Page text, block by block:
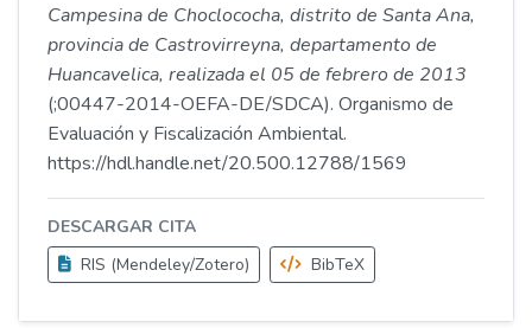
Campesina de Choclococha, distrito de Santa Ana,
provincia de Castrovirreyna, departamento de
Huancavelica, realizada el 05 de febrero de 2013
(;00447-2014-OEFA-DE/SDCA). Organismo de
Evaluación y Fiscalización Ambiental.
https://hdl.handle.net/20.500.12788/1569
DESCARGAR CITA
RIS (Mendeley/Zotero)
BibTeX